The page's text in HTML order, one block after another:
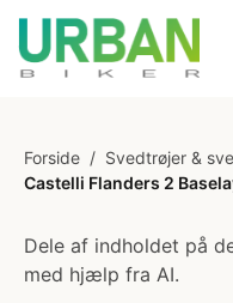
Forside / Svedtrøjer &
Castelli Flanders 2
Dele af indholdet på
med hjælp fra AI.